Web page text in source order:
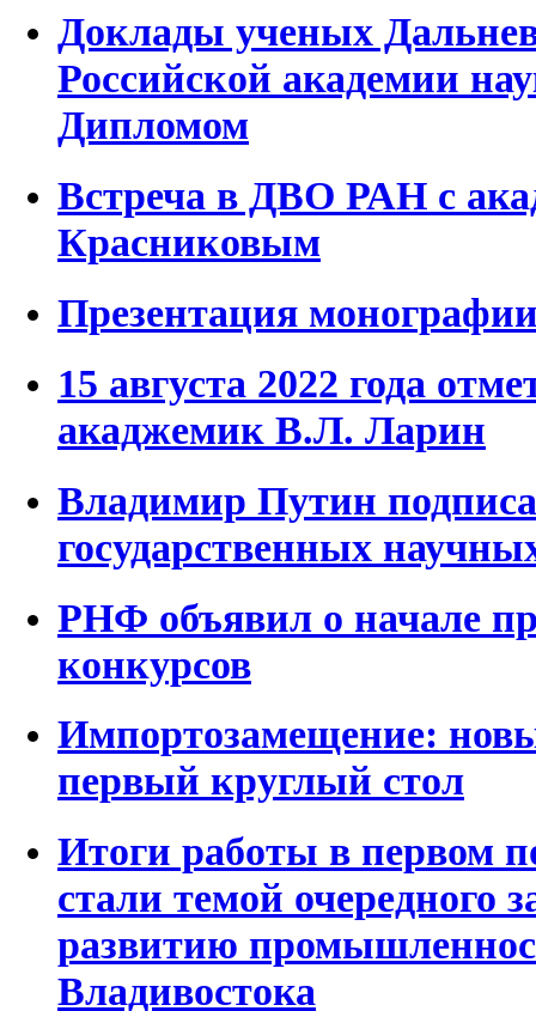
Доклады ученых
Российской академии
Дипломом
Встреча в ДВО РАН с
Красниковым
Презентация
15 августа 2022 года
акаджемик В.Л. Ларин
Владимир Путин
государственных
РНФ объявил о начале
конкурсов
Импортозамещение:
первый круглый стол
Итоги работы в первом
стали темой очередного
развитию
Владивостока